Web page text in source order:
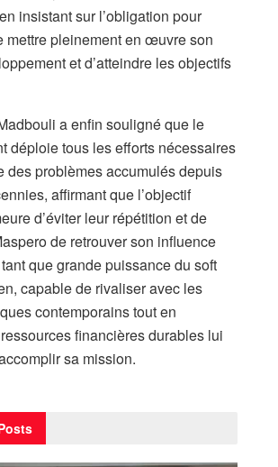
insistant sur l’obligation pour
mettre pleinement en œuvre son
et d’atteindre les objectifs
a enfin souligné que le
déploie tous les efforts nécessaires
des problèmes accumulés depuis
affirmant que l’objectif
d’éviter leur répétition et de
de retrouver son influence
que grande puissance du soft
capable de rivaliser avec les
contemporains tout en
financières durables lui
sa mission.